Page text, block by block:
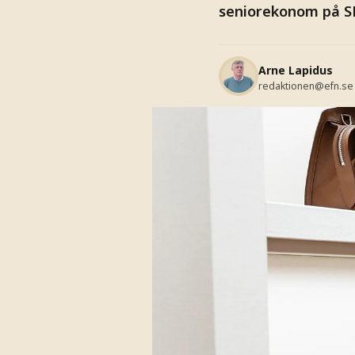
seniorekonom på
Arne Lapidus
redaktionen@efn.se